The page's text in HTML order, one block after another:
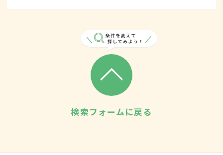
検索フォームに戻る